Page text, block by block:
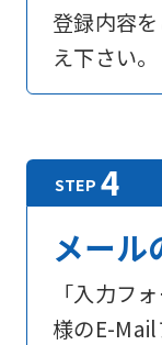
登録内容
え下さい。
メール
「入力フ
様のE-